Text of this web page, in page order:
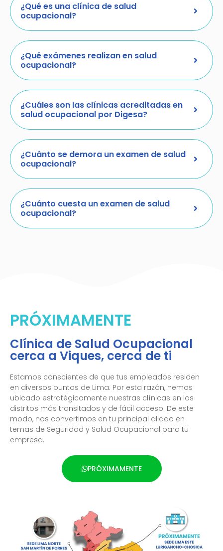
¿Qué es una clínica de salud
ocupacional?
¿Qué exámenes realizan en salud
ocupacional?
¿Cuáles son las clínicas acreditadas en
salud ocupacional por Digesa?
¿Cuánto se demora un examen de salud
ocupacional?
¿Cuánto cuesta un examen de salud
ocupacional?
PRÓXIMAMENTE
Clínica de Salud Ocupacional
cerca a Viques, cerca de ti
Estamos conscientes de que tus empleados residen
en diversos puntos de Lima. Por esta razón, hemos
ubicado estratégicamente nuestras clínicas en los
distritos más transitados y de fácil acceso. De este
modo, nos convertimos en tu principal aliado en
temas de Seguridad y Salud Ocupacional para tu
empresa.
PRÓXIMAMENTE